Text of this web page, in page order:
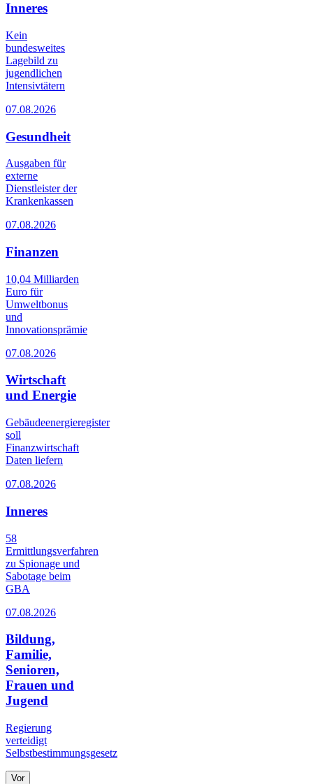
Inneres
Kein
bundesweites
Lagebild zu
jugendlichen
Intensivtätern
07.08.2026
Gesundheit
Ausgaben für
externe
Dienstleister der
Krankenkassen
07.08.2026
Finanzen
10,04 Milliarden
Euro für
Umweltbonus
und
Innovationsprämie
07.08.2026
Wirtschaft
und Energie
Gebäudeenergieregister
soll
Finanzwirtschaft
Daten liefern
07.08.2026
Inneres
58
Ermittlungsverfahren
zu Spionage und
Sabotage beim
GBA
07.08.2026
Bildung,
Familie,
Senioren,
Frauen und
Jugend
Regierung
verteidigt
Selbstbestimmungsgesetz
Vor